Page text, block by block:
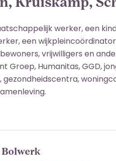
werker, een
een
vrijwilligers en
Groep, Humanitas, GGD,
gezondheidscentra,